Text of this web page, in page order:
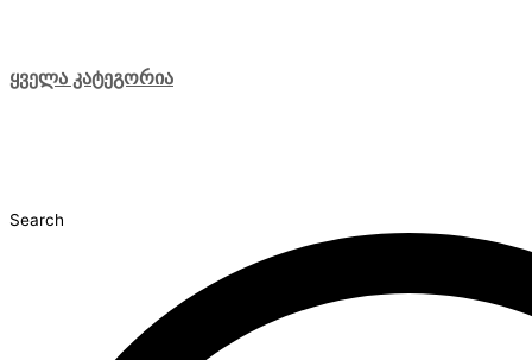
ყველა კატეგორია
Search